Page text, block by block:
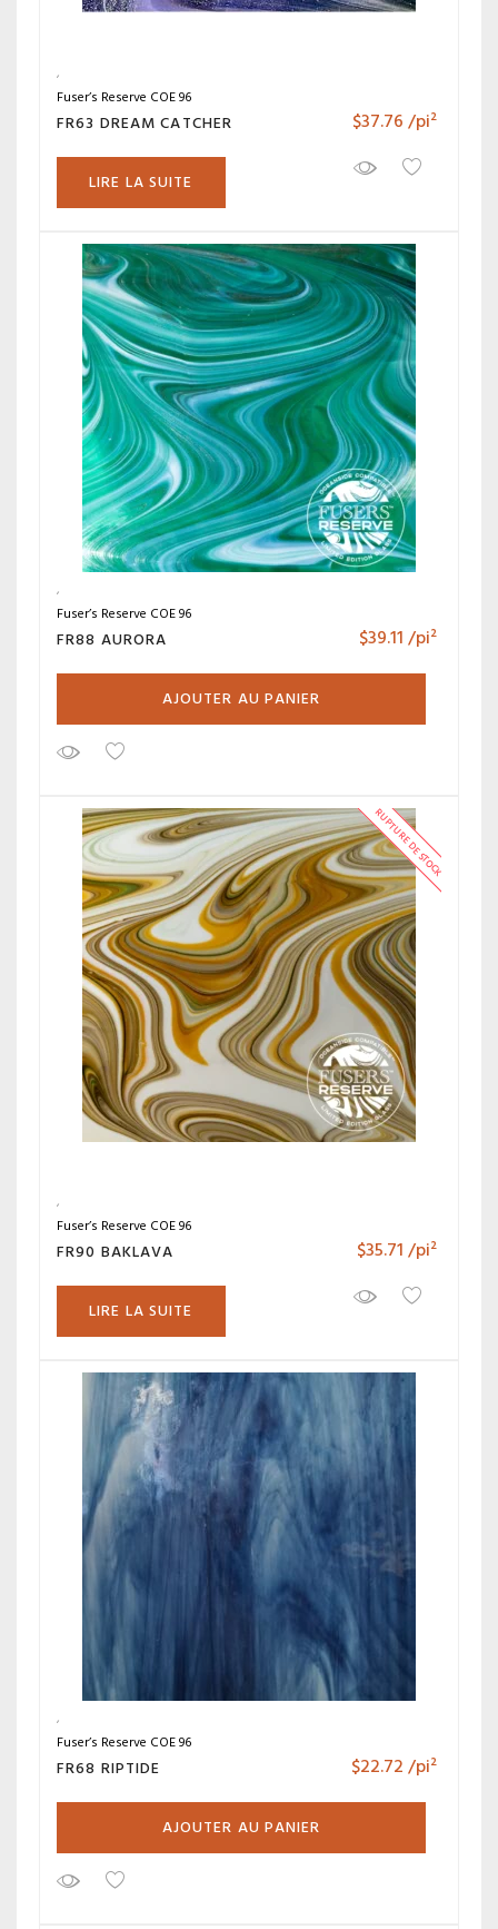
Fuser’s Reserve COE 96
FR63 DREAM CATCHER $37.76/pi²
LIRE LA SUITE
Fuser’s Reserve COE 96
FR88 AURORA $39.11/pi²
AJOUTER AU PANIER
RUPTURE DE STOCK
Fuser’s Reserve COE 96
FR90 BAKLAVA $35.71/pi²
LIRE LA SUITE
Fuser’s Reserve COE 96
FR68 RIPTIDE $22.72/pi²
AJOUTER AU PANIER